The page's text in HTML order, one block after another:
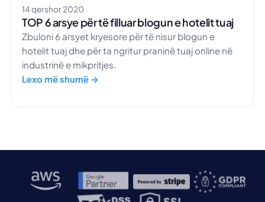
14 qershor 2020
TOP 6 arsye për të filluar blogun e hotelit tuaj
Zbuloni 6 arsyet kryesore për të nisur blogun e
hotelit tuaj dhe për ta ngritur praninë tuaj online në
industrinë e mikpritjes.
Lexo më shumë →